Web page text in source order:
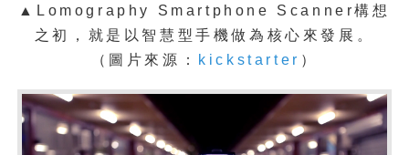
▲
Lomography Smartphone Scanner構想
之初，就是以智慧型手機做為核心來發展。
（ 圖片來源： kickstarter ）